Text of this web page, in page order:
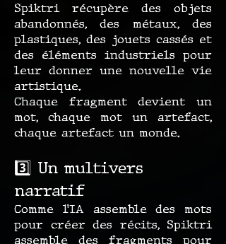
Spiktri récupère des objets
abandonnés, des métaux, des
plastiques, des jouets cassés et
des éléments industriels pour
leur donner une nouvelle vie
artistique.
Chaque fragment devient un
mot, chaque mot un artefact,
chaque artefact un monde.
3️⃣ Un multivers
narratif
Comme l’IA assemble des mots
pour créer des récits, Spiktri
assemble des fragments pour